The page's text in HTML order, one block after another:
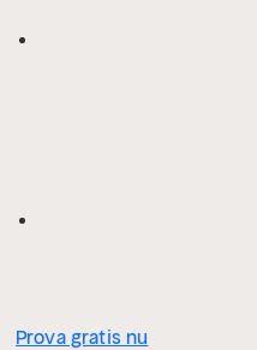
Prova gratis nu